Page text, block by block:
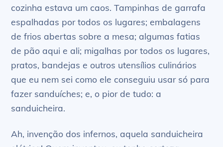
cozinha estava um caos. Tampinhas de garrafa
espalhadas por todos os lugares; embalagens
de frios abertas sobre a mesa; algumas fatias
de pão aqui e ali; migalhas por todos os lugares,
pratos, bandejas e outros utensílios culinários
que eu nem sei como ele conseguiu usar só para
fazer sanduíches; e, o pior de tudo: a
sanduicheira.
Ah, invenção dos infernos, aquela sanduicheira